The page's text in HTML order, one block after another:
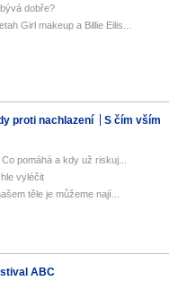
dobře?
Girl makeup a Billie Eilis...
proti nachlazení
S čím vším
pomáhá a kdy už riskuj...
vyléčit
těle je můžeme nají...
ABC